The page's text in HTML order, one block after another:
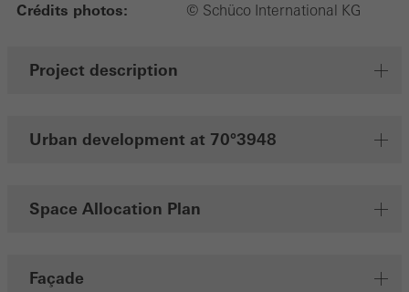
Crédits photos: © Schüco International KG
Project description
Urban development at 70°3948
Space Allocation Plan
Façade